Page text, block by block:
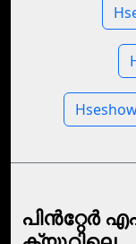
പിൻറ്റേർ